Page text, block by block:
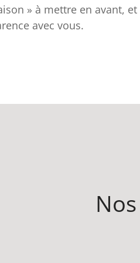
» à mettre en avant, et
avec vous.